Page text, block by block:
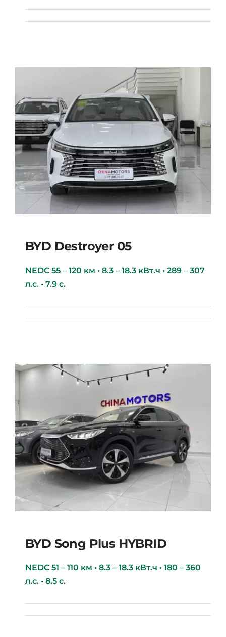
BYD Destroyer 05
BYD Destroyer 05
NEDC 55 – 120 км • 8.3 – 18.3 кВт.ч • 289 – 307
л.с. • 7.9 с.
BYD Song Plus HYBRID
BYD Song Plus HYBRID
NEDC 51 – 110 км • 8.3 – 18.3 кВт.ч • 180 – 360
л.с. • 8.5 с.